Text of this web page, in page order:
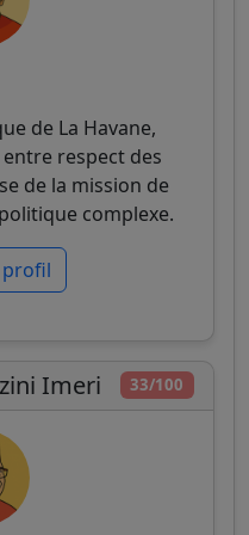
de La Havane,
respect des
de la mission de
complexe.
33/100
Imeri